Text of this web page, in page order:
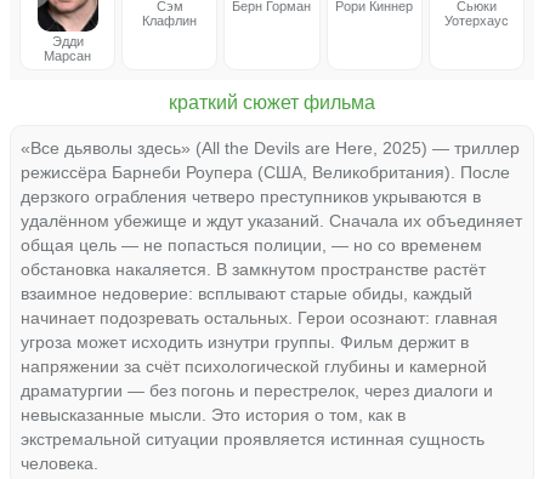
Эдди
Марсан
Сэм
Клафлин
Берн Горман Рори Киннер
Сьюки
Уотерхаус
краткий сюжет фильма
«Все дьяволы здесь» (All the Devils are Here, 2025) — триллер
режиссёра Барнеби Роупера (США, Великобритания). После
дерзкого ограбления четверо преступников укрываются в
удалённом убежище и ждут указаний. Сначала их объединяет
общая цель — не попасться полиции, — но со временем
обстановка накаляется. В замкнутом пространстве растёт
взаимное недоверие: всплывают старые обиды, каждый
начинает подозревать остальных. Герои осознают: главная
угроза может исходить изнутри группы. Фильм держит в
напряжении за счёт психологической глубины и камерной
драматургии — без погонь и перестрелок, через диалоги и
невысказанные мысли. Это история о том, как в
экстремальной ситуации проявляется истинная сущность
человека.